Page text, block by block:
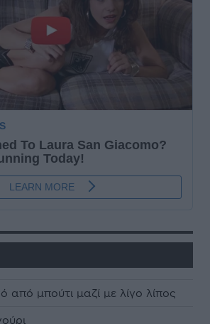
από μπούτι μαζί με λίγο λίπος